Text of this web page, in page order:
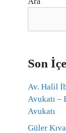
Son
Av. Halil
Avukatı –
Avukatı
Güler